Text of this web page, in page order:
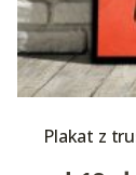
Plakat z